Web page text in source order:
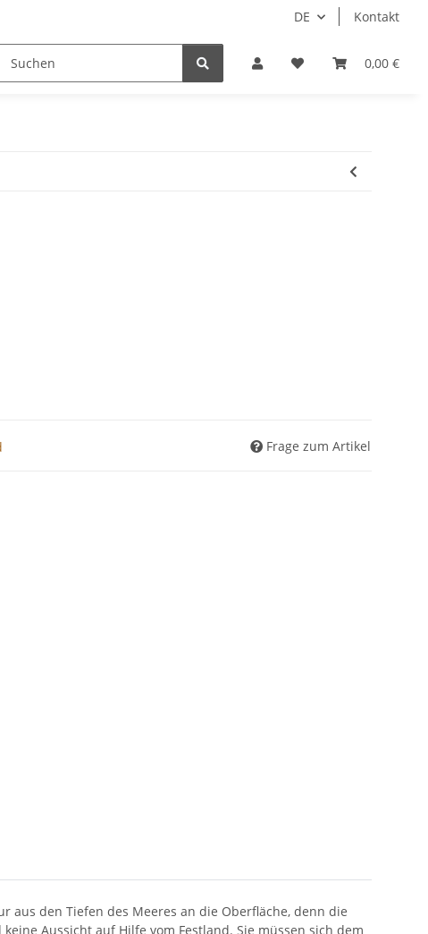
DE Kontakt
0,00 €
Idols/Cosplay 18+ Schnäppchen
Frage zum Artikel
den Tiefen des Meeres an die Oberfläche, denn die
Aussicht auf Hilfe vom Festland. Sie müssen sich dem